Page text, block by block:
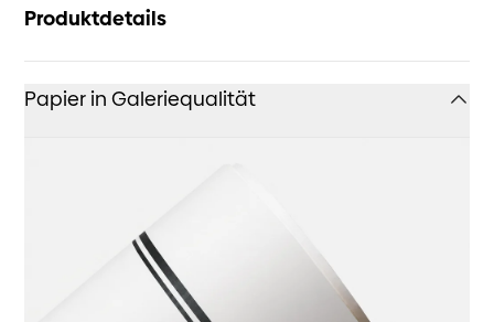
Produktdetails
Papier in Galeriequalität